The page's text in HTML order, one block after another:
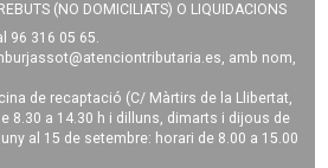
(NO DOMICILIATS) O LIQUIDACIONS
96 316 05 65.
, amb nom,
de recaptació (C/ Màrtirs de la Llibertat,
8.30 a 14.30 h i dilluns, dimarts i dijous de
al 15 de setembre: horari de 8.00 a 15.00